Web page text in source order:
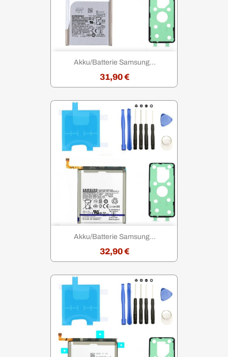
Akku/Batterie Samsung...
31,90 €
Akku/Batterie Samsung...
32,90 €